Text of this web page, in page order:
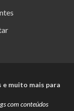
e muito mais para
com conteúdos